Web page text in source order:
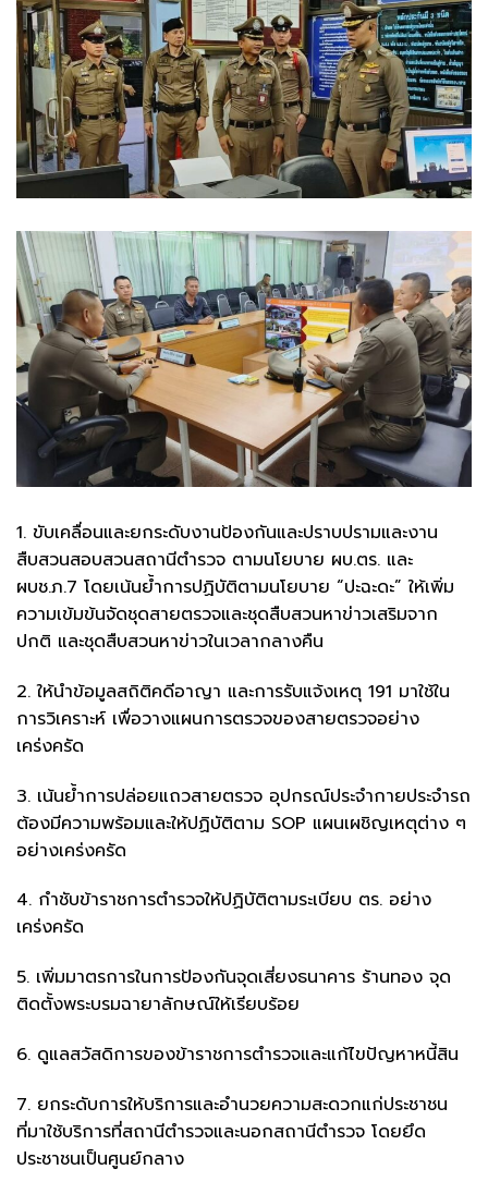
1. ขับเคลื่อนและยกระดับงานป้องกันและปราบปรามและงาน
สืบสวนสอบสวนสถานีตำรวจ ตามนโยบาย ผบ.ตร. และ
ผบช.ภ.7 โดยเน้นย้ำการปฏิบัติตามนโยบาย “ปะฉะดะ” ให้เพิ่ม
ความเข้มข้นจัดชุดสายตรวจและชุดสืบสวนหาข่าวเสริมจาก
ปกติ และชุดสืบสวนหาข่าวในเวลากลางคืน
2. ให้นำข้อมูลสถิติคดีอาญา และการรับแจ้งเหตุ 191 มาใช้ใน
การวิเคราะห์ เพื่อวางแผนการตรวจของสายตรวจอย่าง
เคร่งครัด
3. เน้นย้ำการปล่อยแถวสายตรวจ อุปกรณ์ประจำกายประจำรถ
ต้องมีความพร้อมและให้ปฏิบัติตาม SOP แผนเผชิญเหตุต่าง ๆ
อย่างเคร่งครัด
4. กำชับข้าราชการตำรวจให้ปฏิบัติตามระเบียบ ตร. อย่าง
เคร่งครัด
5. เพิ่มมาตรการในการป้องกันจุดเสี่ยงธนาคาร ร้านทอง จุด
ติดตั้งพระบรมฉายาลักษณ์ให้เรียบร้อย
6. ดูแลสวัสดิการของข้าราชการตำรวจและแก้ไขปัญหาหนี้สิน
7. ยกระดับการให้บริการและอำนวยความสะดวกแก่ประชาชน
ที่มาใช้บริการที่สถานีตำรวจและนอกสถานีตำรวจ โดยยึด
ประชาชนเป็นศูนย์กลาง